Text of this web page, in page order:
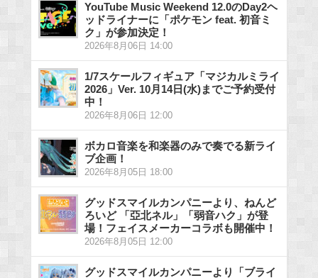
YouTube Music Weekend 12.0のDay2ヘ
ッドライナーに「ポケモン feat. 初音ミ
ク」が参加決定！
2026年8月06日 14:00
1/7スケールフィギュア「マジカルミライ
2026」Ver. 10月14日(水)までご予約受付
中！
2026年8月06日 12:00
ボカロ音楽を和楽器のみで奏でる新ライ
ブ企画！
2026年8月05日 18:00
グッドスマイルカンパニーより、ねんど
ろいど 「亞北ネル」「弱音ハク」が登
場！フェイスメーカーコラボも開催中！
2026年8月05日 12:00
グッドスマイルカンパニーより「ブライ